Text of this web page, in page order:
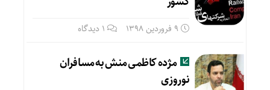
9 فروردین 1398 1 دیدگاه
مژده کاظمی منش به مسافران
نوروزی